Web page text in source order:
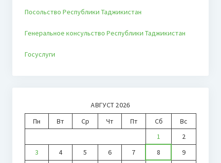
Посольство Республики Таджикистан
Генеральное консульство Республики Таджикистан
Госуслуги
АВГУСТ 2026
Пн
Вт Ср Чт Пт Сб
Вс
1
2
3
4 5 6 7 8
9